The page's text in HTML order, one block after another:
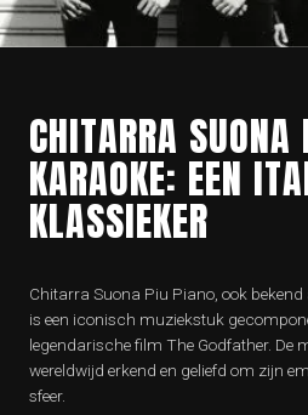
CHITARRA
KARAOKE: EEN
KLASSIEKER
Chitarra Suona Piu Piano, ook bekend
is een iconisch muziekstuk
legendarische film The Godfather. De
wereldwijd erkend en geliefd om zijn
sfeer.